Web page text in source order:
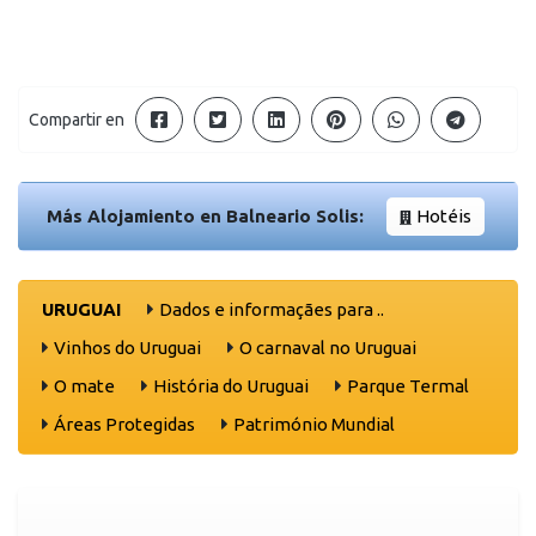
Compartir en
Más Alojamiento en Balneario Solis: Hotéis
URUGUAI
Dados e informaçães para ..
Vinhos do Uruguai
O carnaval no Uruguai
O mate
História do Uruguai
Parque Termal
Áreas Protegidas
Património Mundial